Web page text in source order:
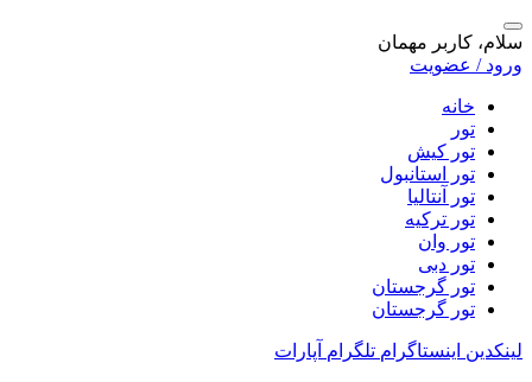
سلام، کاربر مهمان
ورود / عضویت
خانه
تور
تور کیش
تور استانبول
تور آنتالیا
تور ترکیه
تور وان
تور دبی
تور گرجستان
تور گرجستان
لینکدین اینستاگرام تلگرام آپارات